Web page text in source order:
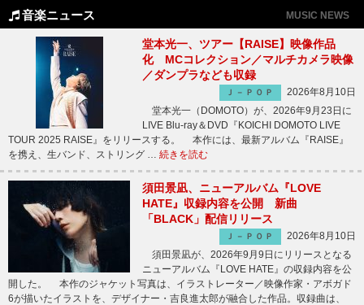
音楽ニュース MUSIC NEWS
堂本光一、ツアー【RAISE】映像作品
化 MCコレクション／マルチカメラ映像
／ダンプラなども収録
Ｊ－ＰＯＰ
2026年8月10日
堂本光一（DOMOTO）が、2026年9月23日に
LIVE Blu-ray＆DVD『KOICHI DOMOTO LIVE
TOUR 2025 RAISE』をリリースする。 本作には、最新アルバム『RAISE』
を携え、生バンド、ストリング … 続きを読む
須田景凪、ニューアルバム『LOVE
HATE』収録内容を公開 新曲
「BLACK」配信リリース
Ｊ－ＰＯＰ
2026年8月10日
須田景凪が、2026年9月9日にリリースとなる
ニューアルバム『LOVE HATE』の収録内容を公
開した。 本作のジャケット写真は、イラストレーター／映像作家・アボガド
6が描いたイラストを、デザイナー・吉良進太郎が融合した作品。収録曲は、